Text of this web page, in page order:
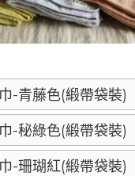
-青藤色(緞帶袋裝)
-秘綠色(緞帶袋裝)
-珊瑚紅(緞帶袋裝)